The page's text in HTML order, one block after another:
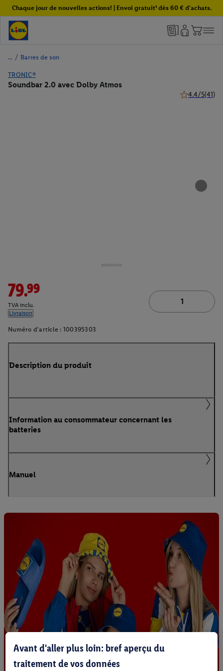
Chaque jour de nouvelles actions! | Envoi gratuit¹ dès 60 € d'achats.
/ Barres de son
TRONIC®
Soundbar 2.0 avec Dolby Atmos
4.4/5(41)
79.99
TVA inclu.
Livraison
Numéro d'article : 100395303
Description du produit
Information au consommateur concernant les
batteries
Manuel
Avant d'aller plus loin: bref aperçu du
traitement de vos données